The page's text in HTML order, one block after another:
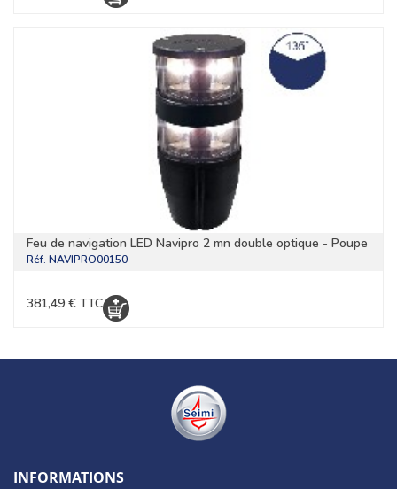
Feu de navigation LED Navipro 2 mn double optique - Poupe
Réf. NAVIPRO00150
381,49 € TTC
INFORMATIONS